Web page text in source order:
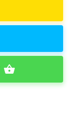
shopping_basket